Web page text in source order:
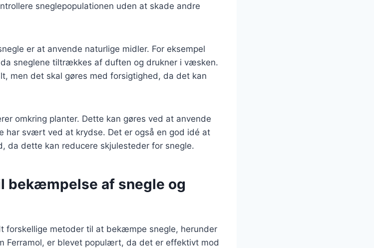
sneglepopulationen uden at skade andre
er at anvende naturlige midler. For eksempel
sneglene tiltrækkes af duften og drukner i væsken.
men det skal gøres med forsigtighed, da det kan
omkring planter. Dette kan gøres ved at anvende
har svært ved at krydse. Det er også en god idé at
da dette kan reducere skjulesteder for snegle.
bekæmpelse af snegle og
forskellige metoder til at bekæmpe snegle, herunder
Ferramol, er blevet populært, da det er effektivt mod